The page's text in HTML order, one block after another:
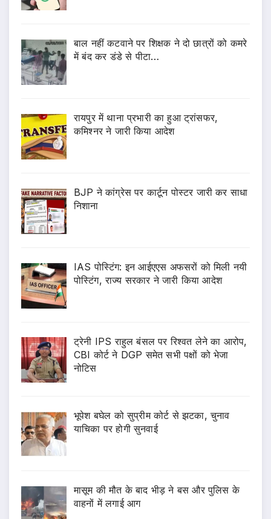
बाल नहीं कटवाने पर शिक्षक ने दो छात्रों को कमरे
में बंद कर डंडे से पीटा…
रायपुर में थाना प्रभारी का हुआ ट्रांसफर,
कमिश्नर ने जारी किया आदेश
BJP ने कांग्रेस पर कार्टून पोस्टर जारी कर साधा
निशाना
IAS पोस्टिंग: इन आईएएस अफसरों को मिली नयी
पोस्टिंग, राज्य सरकार ने जारी किया आदेश
ट्रेनी IPS राहुल बंसल पर रिश्वत लेने का आरोप,
CBI कोर्ट ने DGP समेत सभी पक्षों को भेजा
नोटिस
भूपेश बघेल को सुप्रीम कोर्ट से झटका, चुनाव
याचिका पर होगी सुनवाई
मासूम की मौत के बाद भीड़ ने बस और पुलिस के
वाहनों में लगाई आग